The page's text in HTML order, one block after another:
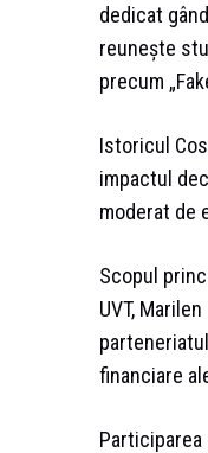
dedicat
reunește
precum
Istoricul
impactul
moderat de
Scopul
UVT,
financiare